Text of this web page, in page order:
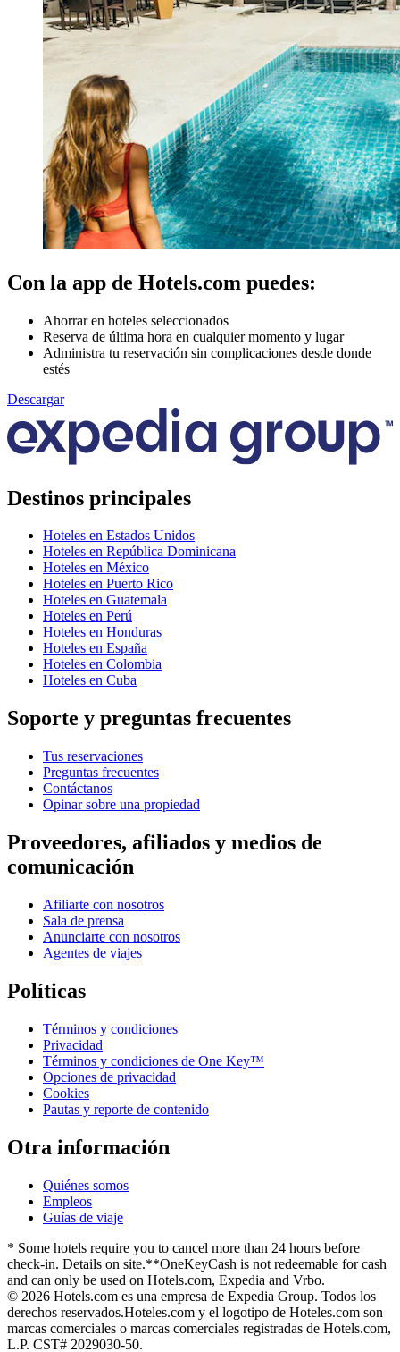
Con la app de Hotels.com puedes:
Ahorrar en hoteles seleccionados
Reserva de última hora en cualquier momento y lugar
Administra tu reservación sin complicaciones desde donde
estés
Descargar
Destinos principales
Hoteles en Estados Unidos
Hoteles en República Dominicana
Hoteles en México
Hoteles en Puerto Rico
Hoteles en Guatemala
Hoteles en Perú
Hoteles en Honduras
Hoteles en España
Hoteles en Colombia
Hoteles en Cuba
Soporte y preguntas frecuentes
Tus reservaciones
Preguntas frecuentes
Contáctanos
Opinar sobre una propiedad
Proveedores, afiliados y medios de
comunicación
Afiliarte con nosotros
Sala de prensa
Anunciarte con nosotros
Agentes de viajes
Políticas
Términos y condiciones
Privacidad
Términos y condiciones de One Key™
Opciones de privacidad
Cookies
Pautas y reporte de contenido
Otra información
Quiénes somos
Empleos
Guías de viaje
* Some hotels require you to cancel more than 24 hours before
check-in. Details on site.**OneKeyCash is not redeemable for cash
and can only be used on Hotels.com, Expedia and Vrbo.
© 2026 Hotels.com es una empresa de Expedia Group. Todos los
derechos reservados.Hoteles.com y el logotipo de Hoteles.com son
marcas comerciales o marcas comerciales registradas de Hotels.com,
L.P. CST# 2029030-50.